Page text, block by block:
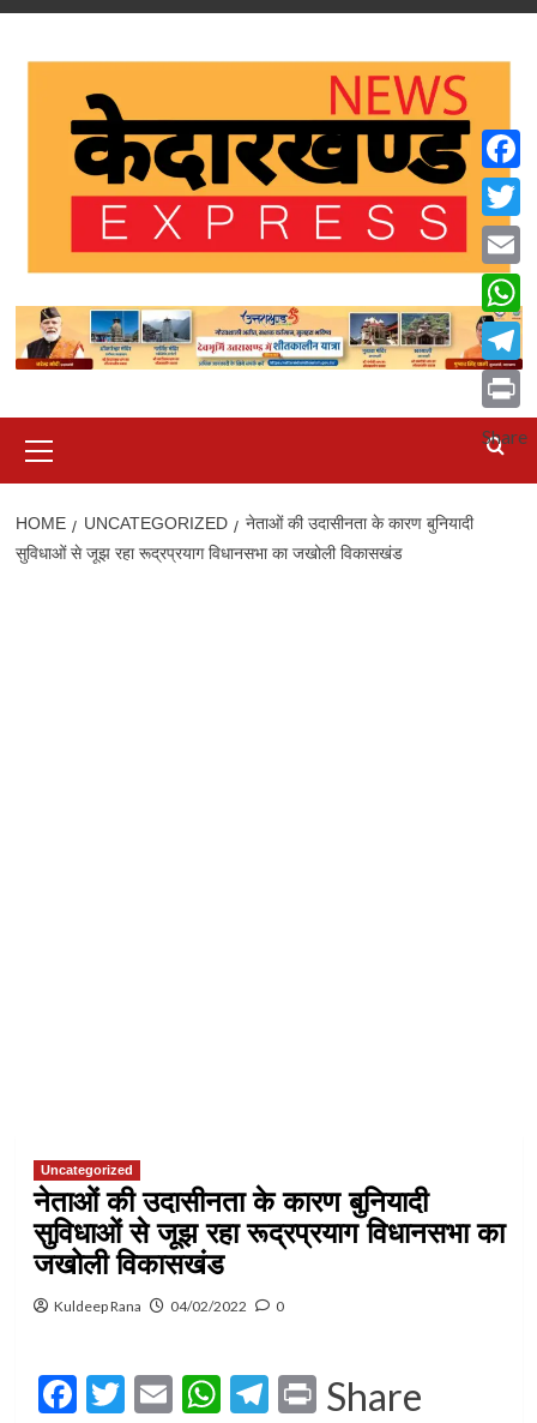
Skip
Menu
HOME UNCATEGORIZED
नेताओं की उदासीनता के कारण बुनियादी
सुविधाओं से जूझ रहा रूद्रप्रयाग विधानसभा का जखोली विकासखंड
Uncategorized
नेताओं की उदासीनता के कारण बुनियादी
सुविधाओं से जूझ रहा रूद्रप्रयाग विधानसभा का
जखोली विकासखंड
Kuldeep Rana 04/02/2022 0
Facebook
Twitter
EmailWhatsApp
Telegram
Print
Share
Email
Print
Share